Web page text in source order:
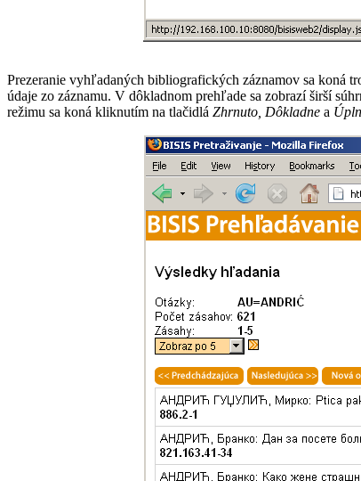
Prezeranie vyhľadaných bibliografických záznamov sa koná
údaje zo záznamu. V dôkladnom prehľade sa zobrazí širší
režimu sa koná kliknutím na tlačidlá Zhrnuto, Dôkladne a